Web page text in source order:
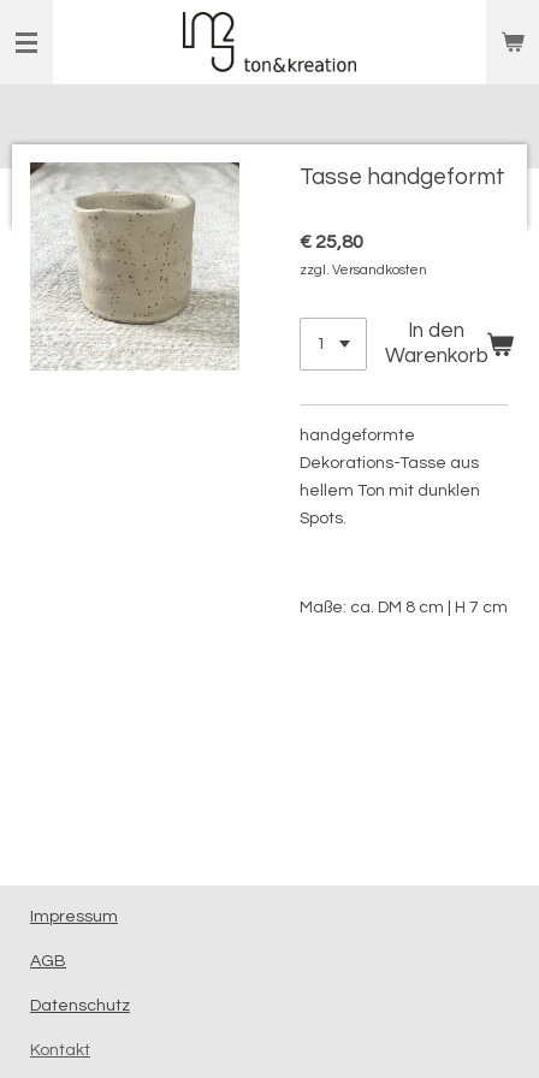
Hauptinhalt
Tasse handgeformt
€ 25,80
zzgl. Versandkosten
In den
Warenkorb
handgeformte
Dekorations-Tasse aus
hellem Ton mit dunklen
Spots.
Maße: ca. DM 8 cm | H 7 cm
Impressum
AGB
Datenschutz
Kontakt